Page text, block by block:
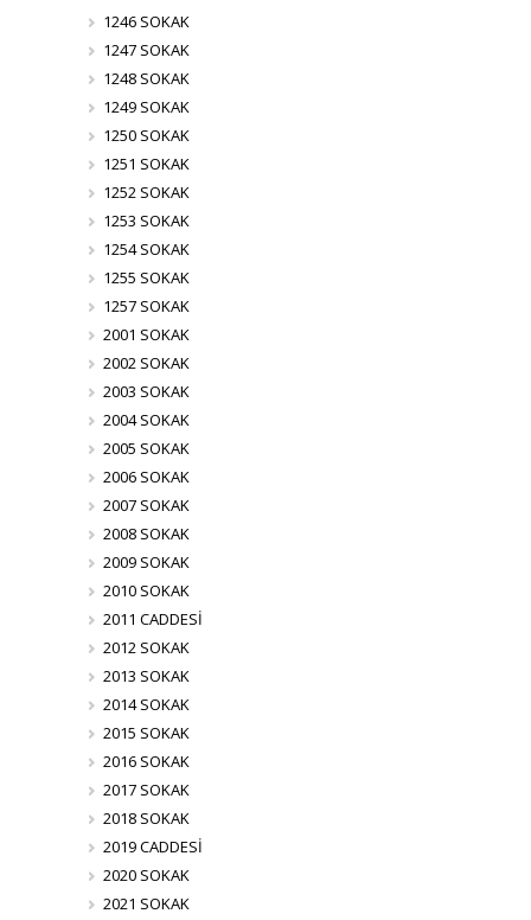
1246 SOKAK
1247 SOKAK
1248 SOKAK
1249 SOKAK
1250 SOKAK
1251 SOKAK
1252 SOKAK
1253 SOKAK
1254 SOKAK
1255 SOKAK
1257 SOKAK
2001 SOKAK
2002 SOKAK
2003 SOKAK
2004 SOKAK
2005 SOKAK
2006 SOKAK
2007 SOKAK
2008 SOKAK
2009 SOKAK
2010 SOKAK
2011 CADDESİ
2012 SOKAK
2013 SOKAK
2014 SOKAK
2015 SOKAK
2016 SOKAK
2017 SOKAK
2018 SOKAK
2019 CADDESİ
2020 SOKAK
2021 SOKAK